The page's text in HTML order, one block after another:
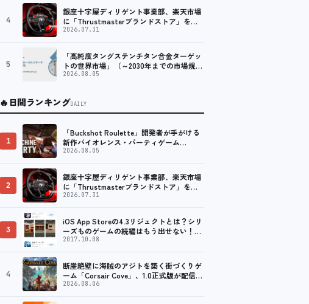
4
銀座十字屋ディリゲント事業部、楽天市場
に「Thrustmasterブランドストア」をオ
ープン。記念キャンペーンでポイントアッ
ローラーを中心に、幅広くラインナップ
2026.07.31
5
「高純度タングステンチタン合金ターゲッ
トの世界市場」（～2030年までの市場規模
予測）資料を発行、年平均6.5%で成長する
2026.08.05
🔥日間ランキングDAILY
1
「Buckshot Roulette」開発者が手がける
新作バイオレンス・パーティゲーム
「Machine Party」がSteam向けに配信開
2026.08.05
2
銀座十字屋ディリゲント事業部、楽天市場
に「Thrustmasterブランドストア」をオ
ープン。記念キャンペーンでポイントアッ
2026.07.31
3
iOS App Storeの4.3リジェクトとは？シリ
ーズものゲームの続編はもう出せない！？
脱出ゲームで相次ぐリジェクト
2017.10.08
4
断崖絶壁に海賊のアジトを築く街づくりゲ
ーム「Corsair Cove」、1.0正式版が配信開
始！
2026.08.06